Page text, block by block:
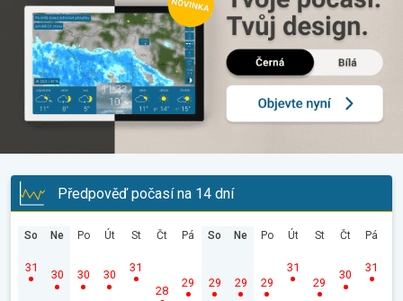
Předpověď počasí na 14 dní
So
31
Ne
30
Po
30
Út
30
St
31
Čt
28
Pá
29
So
29
Ne
29
Po
29
Út
31
St
29
Čt
30
Pá
31